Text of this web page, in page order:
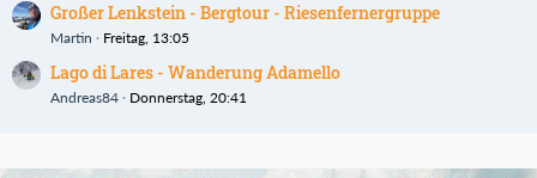
Großer Lenkstein - Bergtour - Riesenfernergruppe
Martin Freitag, 13:05
Lago di Lares - Wanderung Adamello
Andreas84 Donnerstag, 20:41